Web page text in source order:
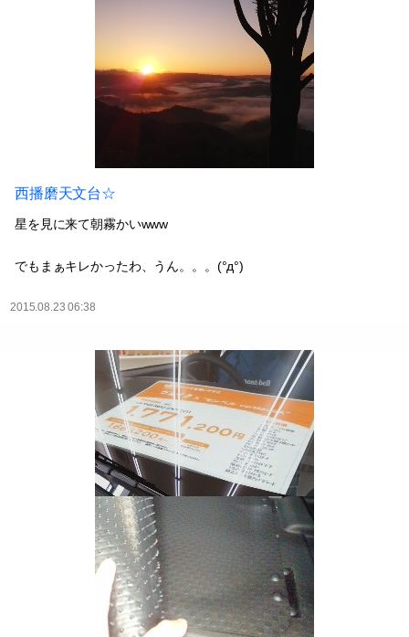
西播磨天文台☆
星を見に来て朝霧かいwww
でもまぁキレかったわ、うん。。。(°д°)
2015.08.23 06:38